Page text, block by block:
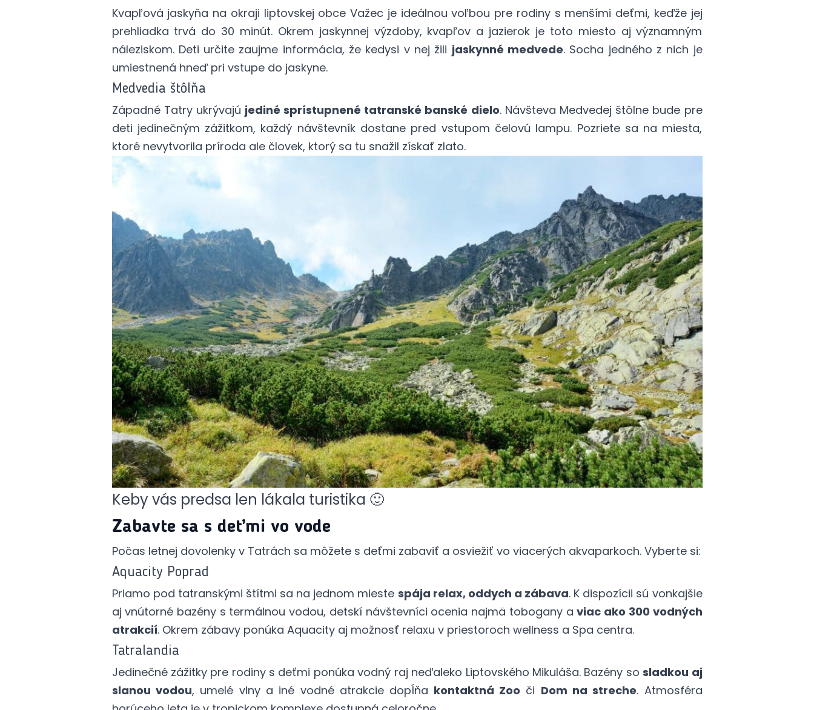
Kvapľová jaskyňa na okraji liptovskej obce Važec je ideálnou voľbou pre rodiny s menšími deťmi, keďže jej
prehliadka trvá do 30 minút. Okrem jaskynnej výzdoby, kvapľov a jazierok je toto miesto aj významným
náleziskom. Deti určite zaujme informácia, že kedysi v nej žili jaskynné medvede. Socha jedného z nich je
umiestnená hneď pri vstupe do jaskyne.
Medvedia štôlňa
Západné Tatry ukrývajú jediné sprístupnené tatranské banské dielo. Návšteva Medvedej štôlne bude pre
deti jedinečným zážitkom, každý návštevník dostane pred vstupom čelovú lampu. Pozriete sa na miesta,
ktoré nevytvorila príroda ale človek, ktorý sa tu snažil získať zlato.
Keby vás predsa len lákala turistika 🙂
Zabavte sa s deťmi vo vode
Počas letnej dovolenky v Tatrách sa môžete s deťmi zabaviť a osviežiť vo viacerých akvaparkoch. Vyberte si:
Aquacity Poprad
Priamo pod tatranskými štítmi sa na jednom mieste spája relax, oddych a zábava. K dispozícii sú vonkajšie
aj vnútorné bazény s termálnou vodou, detskí návštevníci ocenia najmä tobogany aviac ako 300 vodných
atrakcií. Okrem zábavy ponúka Aquacity aj možnosť relaxu v priestoroch wellness a Spa centra.
Tatralandia
Jedinečné zážitky pre rodiny s deťmi ponúka vodný raj neďaleko Liptovského Mikuláša. Bazény sosladkou aj
slanou vodou, umelé vlny a iné vodné atrakcie dopĺňa kontaktná Zoo či Dom na streche. Atmosféra